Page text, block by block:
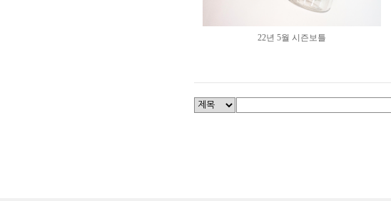
22년 5월 시즌보틀